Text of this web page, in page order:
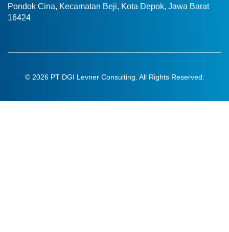
Pondok Cina, Kecamatan Beji, Kota Depok, Jawa Barat
16424
© 2026 PT DGI Levner Consulting. All Rights Reserved.